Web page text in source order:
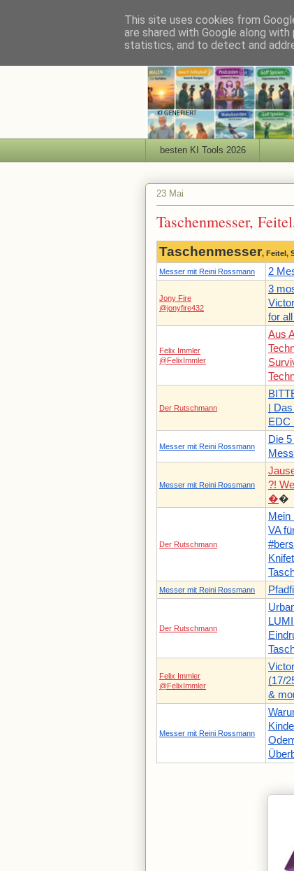
besten KI Tools 2026
23 Mai
Taschenmesser,
Taschenmesser, Feitel,
Messer mit Reini Rossmann 2
Jony Fire
@jonyfire432
3
for
Felix Immler
@FelixImmler
Aus
Der Rutschmann
|
EDC
Messer mit Reini Rossmann
Die
Messer mit Reini Rossmann
?!
��
Der Rutschmann
Mein
VA
Messer mit Reini Rossmann
Der Rutschmann
Felix Immler
@FelixImmler
(17/
&
Messer mit Reini Rossmann
This site uses cookies from
are shared with Google along
statistics, and to detect and